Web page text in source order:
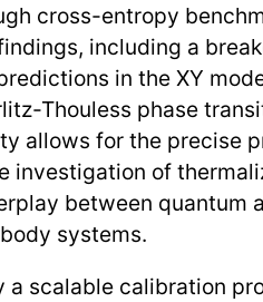
cross-entropy
including a
in the XY
Thouless phase
allows for the precise
investigation of
between quantum
systems.
a scalable calibration